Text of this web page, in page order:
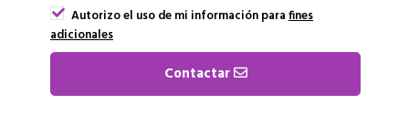
Autorizo el uso de mi información parafines
adicionales
Contactar